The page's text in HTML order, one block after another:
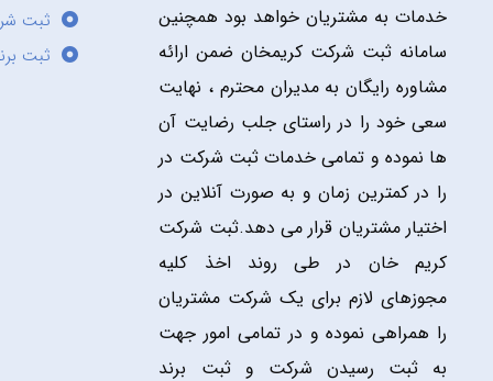
خدمات به مشتریان خواهد بود همچنین
سامانه ثبت شرکت کریمخان ضمن ارائه
مشاوره رایگان به مدیران محترم ، نهایت
سعی خود را در راستای جلب رضایت آن
ها نموده و تمامی خدمات ثبت شرکت در
را در کمترین زمان و به صورت آنلاین در
اختیار مشتریان قرار می دهد.ثبت شرکت
کریم خان در طی روند اخذ کلیه
مجوزهای لازم برای یک شرکت مشتریان
را همراهی نموده و در تمامی امور جهت
به ثبت رسیدن شرکت و ثبت برند
ثبت
ثبت